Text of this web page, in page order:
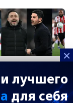
×
лучшего
для себя